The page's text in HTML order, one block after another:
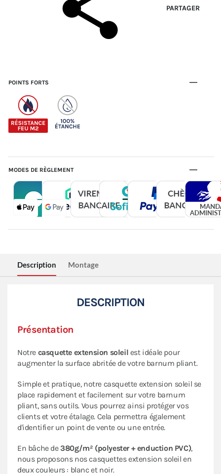
PARTAGER
POINTS FORTS
MODES DE RÈGLEMENT
Description Montage
DESCRIPTION
Présentation
Notre casquette extension soleil est idéale pour
augmenter la surface abritée de votre barnum pliant.
Simple et pratique, notre casquette extension soleil se
place rapidement et facilement sur votre barnum
pliant, sans outils. Vous pourrez ainsi protéger vos
clients et votre étalage. Cela permettra également
d'identifier un point de vente ou une entrée.
En bâche de380g/m² (polyester + enduction PVC),
nous proposons nos casquettes extension soleil en
deux couleurs : blanc et noir.